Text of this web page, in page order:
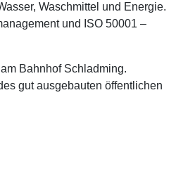
Waschmittel und Energie.
und ISO 50001 –
Bahnhof Schladming.
gut ausgebauten öffentlichen